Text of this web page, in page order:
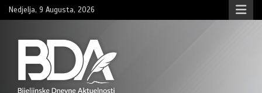
Skip
to
Nedjelja, 9 Augusta, 2026